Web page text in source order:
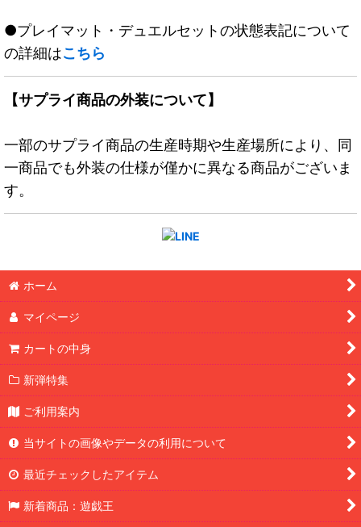
●プレイマット・デュエルセットの状態表記について
の詳細はこちら
【サプライ商品の外装について】
一部のサプライ商品の生産時期や生産場所により、同
一商品でも外装の仕様が僅かに異なる商品がございま
す。
ホーム
マイページ
カートの中身
新弾特集
ご利用案内
当サイトの画像やデータの利用について
最近チェックしたアイテム
新着商品：遊戯王